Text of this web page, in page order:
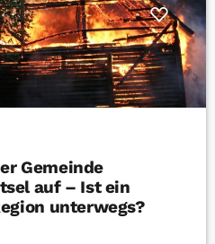
Gemeinde
auf – Ist ein
unterwegs?